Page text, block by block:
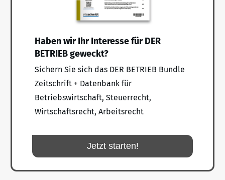
Haben wir Ihr Interesse für DER
BETRIEB geweckt?
Sichern Sie sich das DER BETRIEB Bundle
Zeitschrift + Datenbank für
Betriebswirtschaft, Steuerrecht,
Wirtschaftsrecht, Arbeitsrecht
Jetzt starten!